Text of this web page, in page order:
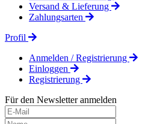
Versand & Lieferung
Zahlungsarten
Profil
Anmelden / Registrierung
Einloggen
Registrierung
Für den Newsletter anmelden